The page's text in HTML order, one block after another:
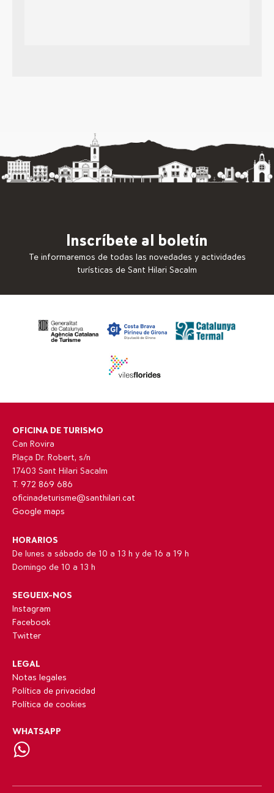
Inscríbete al boletín
Te informaremos de todas las novedades y actividades
turísticas de Sant Hilari Sacalm
OFICINA DE TURISMO
Can Rovira
Plaça Dr. Robert, s/n
17403 Sant Hilari Sacalm
T. 972 869 686
oficinadeturisme@santhilari.cat
Google maps
HORARIOS
De lunes a sábado de 10 a 13 h y de 16 a 19 h
Domingo de 10 a 13 h
SEGUEIX-NOS
Instagram
Facebook
Twitter
LEGAL
Notas legales
Política de privacidad
Política de cookies
WHATSAPP